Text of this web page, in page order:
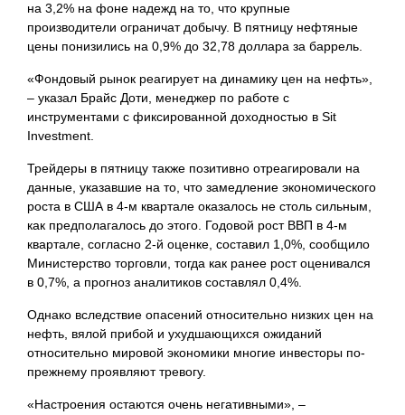
на 3,2% на фоне надежд на то, что крупные
производители ограничат добычу. В пятницу нефтяные
цены понизились на 0,9% до 32,78 доллара за баррель.
«Фондовый рынок реагирует на динамику цен на нефть»,
– указал Брайс Доти, менеджер по работе с
инструментами с фиксированной доходностью в Sit
Investment.
Трейдеры в пятницу также позитивно отреагировали на
данные, указавшие на то, что замедление экономического
роста в США в 4-м квартале оказалось не столь сильным,
как предполагалось до этого. Годовой рост ВВП в 4-м
квартале, согласно 2-й оценке, составил 1,0%, сообщило
Министерство торговли, тогда как ранее рост оценивался
в 0,7%, а прогноз аналитиков составлял 0,4%.
Однако вследствие опасений относительно низких цен на
нефть, вялой прибой и ухудшающихся ожиданий
относительно мировой экономики многие инвесторы по-
прежнему проявляют тревогу.
«Настроения остаются очень негативными», –